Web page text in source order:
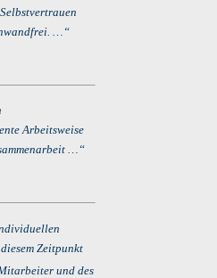
…“
Arbeitsweise
…“
Zeitpunkt
und des